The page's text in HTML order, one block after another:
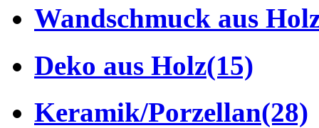
Wandschmuck aus
Deko aus Holz(15)
Keramik/Porzellan(28)